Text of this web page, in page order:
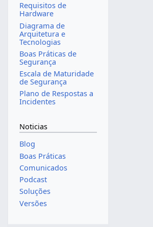
Requisitos de
Hardware
Diagrama de
Arquitetura e
Tecnologias
Boas Práticas de
Segurança
Escala de Maturidade
de Segurança
Plano de Respostas a
Incidentes
Noticias
Blog
Boas Práticas
Comunicados
Podcast
Soluções
Versões